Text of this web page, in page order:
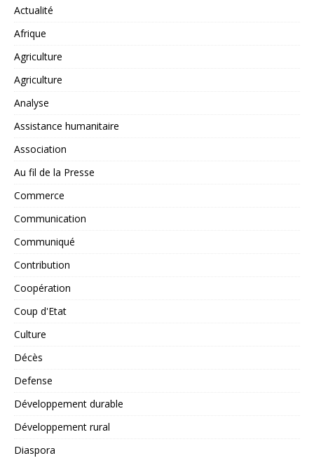
Actualité
Afrique
Agriculture
Agriculture
Analyse
Assistance humanitaire
Association
Au fil de la Presse
Commerce
Communication
Communiqué
Contribution
Coopération
Coup d'Etat
Culture
Décès
Defense
Développement durable
Développement rural
Diaspora